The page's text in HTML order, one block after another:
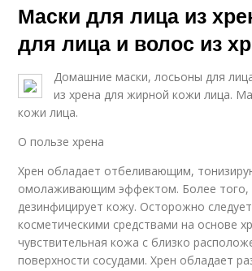
Маски для лица из
для лица и волос из
Домашние маски, лосьоны для
из хрена для жирной кожи лица.
кожи лица.
О пользе хрена
Хрен обладает отбеливающим,
омолаживающим эффектом. Более того,
дезинфицирует кожу. Осторожно
косметическими средствами на основе
чувствительная кожа с близко
поверхности сосудами. Хрен обладает